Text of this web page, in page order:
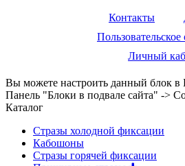
Контакты
Личный
Вы можете настроить данный блок
Панель "Блоки в подвале сайта" ->
Каталог
Стразы холодной фиксации
Кабошоны
Стразы горячей фиксации